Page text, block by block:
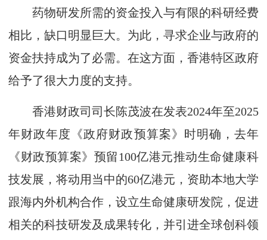
药物研发所需的资金投入与有限的科研经费
相比，缺口明显巨大。为此，寻求企业与政府的
资金扶持成为了必需。在这方面，香港特区政府
给予了很大力度的支持。
香港财政司司长陈茂波在发表2024年至2025
年财政年度《政府财政预算案》时明确，去年
《财政预算案》预留100亿港元推动生命健康科
技发展，将动用当中的60亿港元，资助本地大学
跟海内外机构合作，设立生命健康研发院，促进
相关的科技研发及成果转化，并引进全球创科领